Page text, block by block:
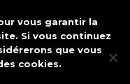
Internet et
vous garantir la
Si vous continuez
que vous
cookies.